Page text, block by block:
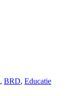
, BRD, Educatie